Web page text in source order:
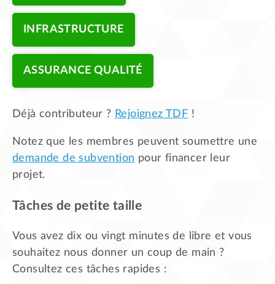
INFRASTRUCTURE
ASSURANCE QUALITÉ
Déjà contributeur ? Rejoignez TDF !
Notez que les membres peuvent soumettre une
demande de subvention pour financer leur
projet.
Tâches de petite taille
Vous avez dix ou vingt minutes de libre et vous
souhaitez nous donner un coup de main ?
Consultez ces tâches rapides :